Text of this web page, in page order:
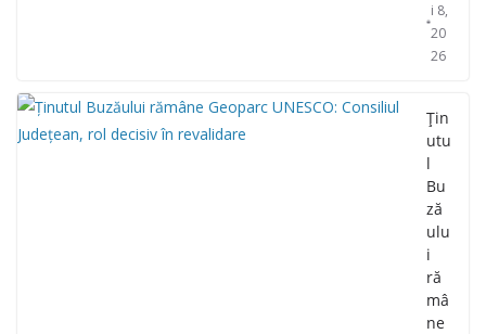
i 8,
20
26
Țin
utu
l
Bu
ză
ulu
i
ră
mâ
ne